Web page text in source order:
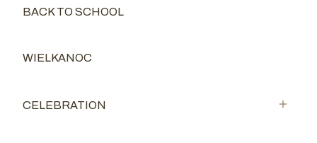
Kategoria - BACK TO SCHOOL
BACK TO SCHOOL
Kategoria - WIELKANOC
WIELKANOC
Kategoria - CELEBRATION
CELEBRATION